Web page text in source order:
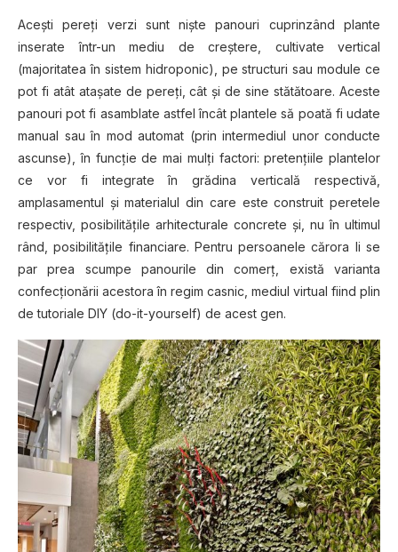
Aceşti pereţi verzi sunt nişte panouri cuprinzând plante
inserate într-un mediu de creştere, cultivate vertical
(majoritatea în sistem hidroponic), pe structuri sau module ce
pot fi atât ataşate de pereţi, cât şi de sine stătătoare. Aceste
panouri pot fi asamblate astfel încât plantele să poată fi udate
manual sau în mod automat (prin intermediul unor conducte
ascunse), în funcţie de mai mulţi factori: pretenţiile plantelor
ce vor fi integrate în grădina verticală respectivă,
amplasamentul şi materialul din care este construit peretele
respectiv, posibilităţile arhitecturale concrete şi, nu în ultimul
rând, posibilităţile financiare. Pentru persoanele cărora li se
par prea scumpe panourile din comerţ, există varianta
confecţionării acestora în regim casnic, mediul virtual fiind plin
de tutoriale DIY (do-it-yourself) de acest gen.